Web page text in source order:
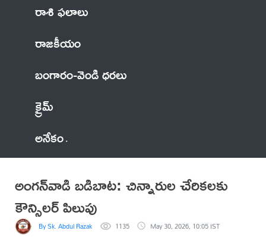
రాశి ఫలాలు
రాజకీయం
బంగారం-వెండి ధరలు
క్రైమ్
అనేకం
అంగన్‌వాడి బడిబాట: చిన్నారుల చేరికలకు
కౌన్సిలర్ పిలుపు
By Sk. Abdul Razak Baba 1135 May 30, 2026, 10:05 IST